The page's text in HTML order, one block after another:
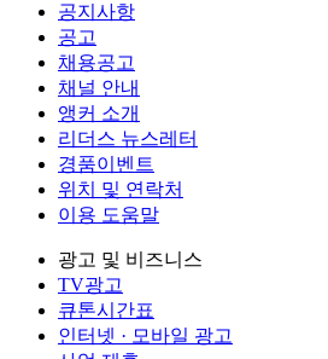
공지사항
공고
채용공고
채널 안내
앵커 소개
리더스 뉴스레터
경품이벤트
위치 및 연락처
이용 도움말
광고 및 비즈니스
TV광고
큐톤시간표
인터넷 · 모바일 광고